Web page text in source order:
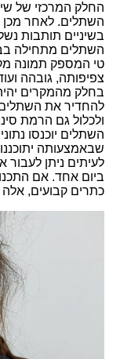
החלק המרכזי של
השתלים. לאחר מכן
בשיניים תותבות
השתלים מתחילה
טי המספק תמונה
צפיפותה, גובהה
בחלק מהמקרים
להחדיר את
ולכלול גם הרמת
השתלים יוכנסו
שבאמצעותה
לעיתים ניתן
ביום אחד. אם
כתרים קבועים,